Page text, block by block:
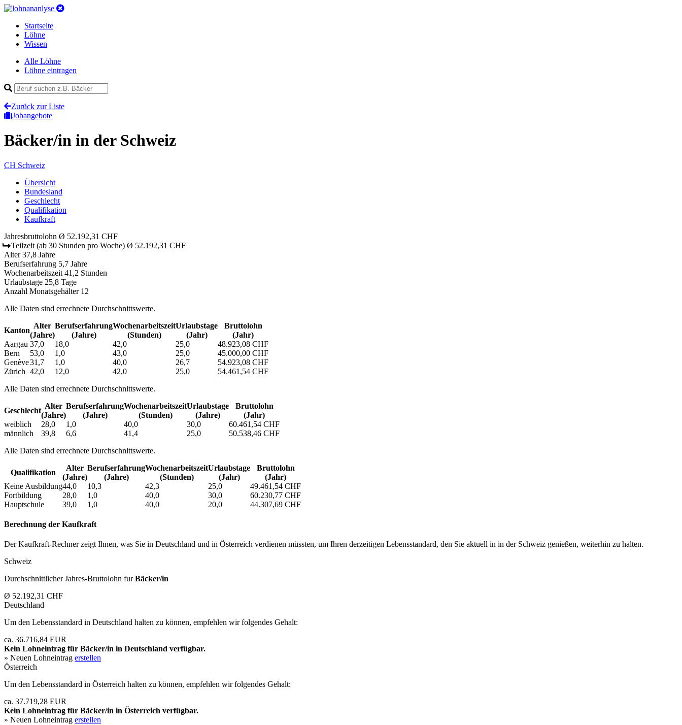
Startseite
Löhne
Wissen
Alle Löhne
Löhne eintragen
Zurück zur Liste
Jobangebote
Bäcker/in in der Schweiz
CH Schweiz
Übersicht
Bundesland
Geschlecht
Qualifikation
Kaufkraft
Jahresbruttolohn Ø 52.192,31 CHF
Teilzeit (ab 30 Stunden pro Woche) Ø 52.192,31 CHF
Alter 37,8 Jahre
Berufserfahrung 5,7 Jahre
Wochenarbeitszeit 41,2 Stunden
Urlaubstage 25,8 Tage
Anzahl Monatsgehälter 12
Alle Daten sind errechnete Durchschnittswerte.
Kanton
Alter
(Jahre)
Berufs­erfahrung
(Jahre)
Wochen­arbeitszeit
(Stunden)
Urlaubs­tage
(Jahr)
Bruttolohn
(Jahr)
Aargau 37,0 18,0 42,0 25,0
48.923,08 CHF
Bern
53,0 1,0 43,0 25,0
45.000,00 CHF
Genève31,7 1,0 40,0 26,7
54.923,08 CHF
Zürich 42,0 12,0 42,0 25,0
54.461,54 CHF
Alle Daten sind errechnete Durchschnittswerte.
Geschlecht
Alter
(Jahre)
Berufs­erfahrung
(Jahre)
Wochen­arbeitszeit
(Stunden)
Urlaubs­tage
(Jahre)
Bruttolohn
(Jahr)
weiblich
28,0 1,0 40,0 30,0
60.461,54 CHF
männlich
39,8 6,6 41,4 25,0
50.538,46 CHF
Alle Daten sind errechnete Durchschnittswerte.
Qualifikation
Alter
(Jahre)
Berufs­erfahrung
(Jahre)
Wochen­arbeitszeit
(Stunden)
Urlaubs­tage
(Jahr)
Bruttolohn
(Jahr)
Keine Ausbildung44,0 10,3 42,3 25,0
49.461,54 CHF
Fortbildung
28,0 1,0 40,0 30,0
60.230,77 CHF
Hauptschule
39,0 1,0 40,0 20,0 44.307,69 CHF
Berechnung der Kaufkraft
Der Kaufkraft-Rechner zeigt Ihnen, was Sie in Deutschland und in Österreich verdienen müssten, um Ihren derzeitigen Lebensstandard, den Sie aktuell in in der Schweiz genießen, weiterhin zu halten.
Schweiz
Durchschnittlicher Jahres-Bruttolohn furBäcker/in
Ø 52.192,31 CHF
Deutschland
Um den Lebensstandard in Deutschland halten zu können, empfehlen wir folgendes Gehalt:
ca. 36.716,84 EUR
Kein Lohneintrag für Bäcker/in in Deutschland verfügbar.
» Neuen Lohneintrag erstellen
Österreich
Um den Lebensstandard in Österreich halten zu können, empfehlen wir folgendes Gehalt:
ca. 37.719,28 EUR
Kein Lohneintrag für Bäcker/in in Österreich verfügbar.
» Neuen Lohneintrag erstellen